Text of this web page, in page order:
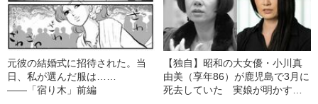
元彼の結婚式に招待された。当
日、私が選んだ服は……
――「宿り木」前編
【独自】昭和の大女優・小川真
由美（享年86）が鹿児島で3月に
死去していた 実娘が明かす